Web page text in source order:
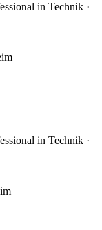
in Technik ·
in Technik ·